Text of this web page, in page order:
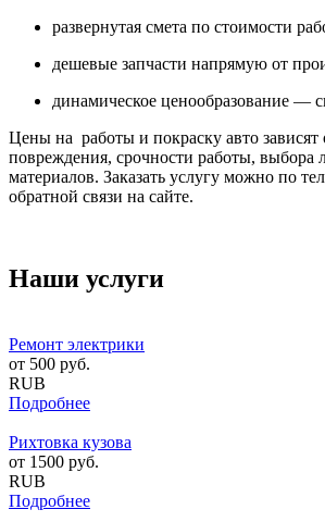
развернутая смета по стоимости
дешевые запчасти напрямую от
динамическое ценообразование —
Цены на работы и покраску авто зависят
повреждения, срочности работы, выбора
материалов. Заказать услугу можно по
обратной связи на сайте.
Наши услуги
Ремонт электрики
от 500 руб.
RUB
Подробнее
Рихтовка кузова
от 1500 руб.
RUB
Подробнее